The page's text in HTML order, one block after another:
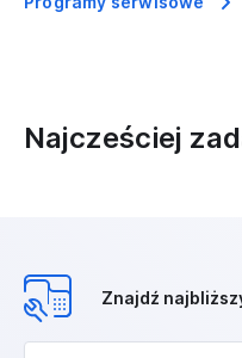
Najcześciej
Znajdź